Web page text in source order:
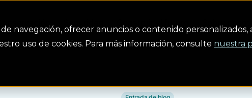
navegación, ofrecer anuncios o contenido
uso de cookies. Para más información, consulte nuestra